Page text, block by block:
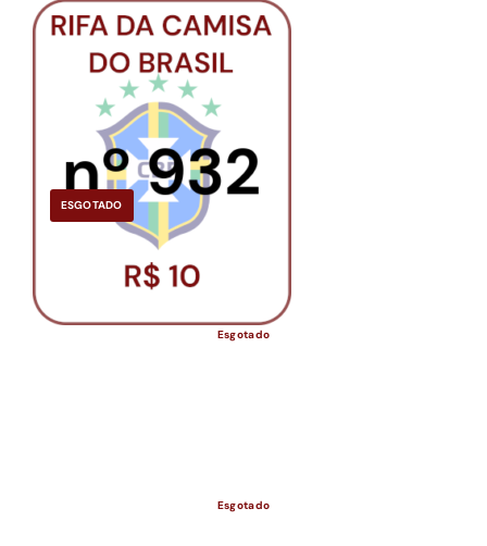
ESGOTADO
Esgotado
Esgotado